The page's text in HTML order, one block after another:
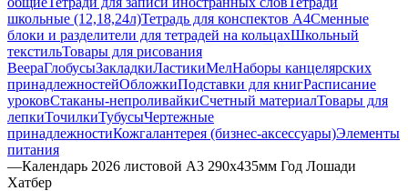
школьные (12,18,24л)Тетрадь для конспектов А4Сменные
блоки и разделители для тетрадей на кольцахШкольный
текстильТовары для рисования
ВеераГлобусыЗакладкиЛастикиМелНаборы канцелярских
принадлежностейОбложкиПодставки для книгРасписание
уроковСтаканы-непроливайкиСчетный материалТовары для
лепкиТочилкиТубусыЧертежные
принадлежностиКожгалантерея (бизнес-аксессуары)Элементы
питания
—Календарь 2026 листовой А3 290х435мм Год Лошади
Хатбер